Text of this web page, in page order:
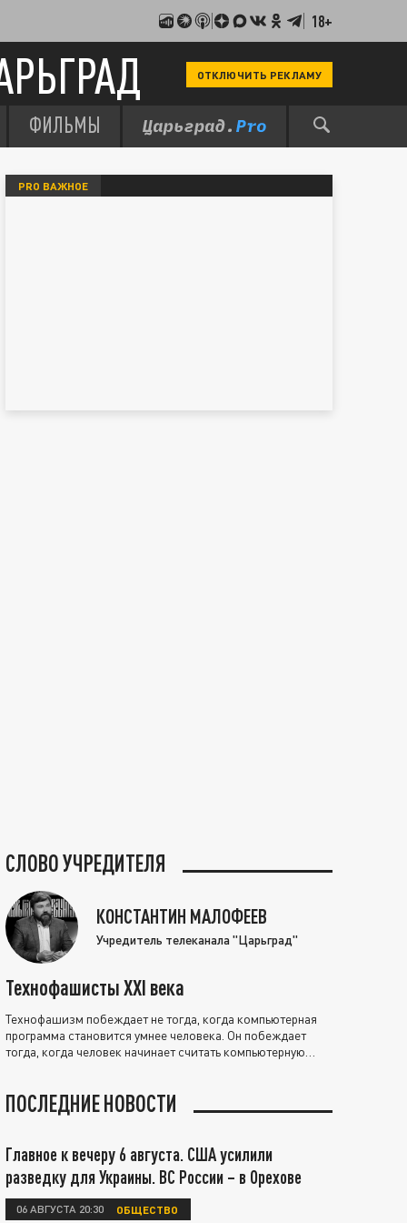
18+
ОТКЛЮЧИТЬ РЕКЛАМУ
ФИЛЬМЫ
PRO ВАЖНОЕ
СЛОВО УЧРЕДИТЕЛЯ
КОНСТАНТИН МАЛОФЕЕВ
Учредитель телеканала "Царьград"
Технофашисты XXI века
Технофашизм побеждает не тогда, когда компьютерная
программа становится умнее человека. Он побеждает
тогда, когда человек начинает считать компьютерную
ПОСЛЕДНИЕ НОВОСТИ
Главное к вечеру 6 августа. США усилили
разведку для Украины. ВС России – в Орехове
06 АВГУСТА 20:30 ОБЩЕСТВО